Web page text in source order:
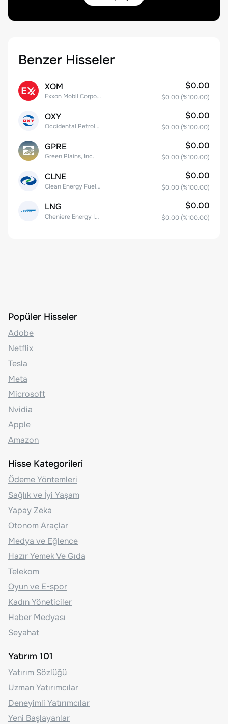
Benzer Hisseler
XOM
Exxon Mobil Corporation
$0.00
$0.00 (%100.00)
OXY
Occidental Petroleum Corporation
$0.00
$0.00 (%100.00)
GPRE
Green Plains, Inc.
$0.00
$0.00 (%100.00)
CLNE
Clean Energy Fuels Corp.
$0.00
$0.00 (%100.00)
LNG
Cheniere Energy Inc
$0.00
$0.00 (%100.00)
Popüler Hisseler
Adobe
Netflix
Tesla
Meta
Microsoft
Nvidia
Apple
Amazon
Hisse Kategorileri
Ödeme Yöntemleri
Sağlık ve İyi Yaşam
Yapay Zeka
Otonom Araçlar
Medya ve Eğlence
Hazır Yemek Ve Gıda
Telekom
Oyun ve E-spor
Kadın Yöneticiler
Haber Medyası
Seyahat
Yatırım 101
Yatırım Sözlüğü
Uzman Yatırımcılar
Deneyimli Yatırımcılar
Yeni Başlayanlar